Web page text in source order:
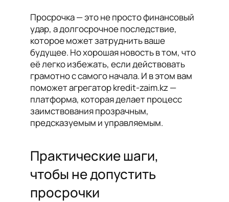
Просрочка — это не просто финансовый
удар, а долгосрочное последствие,
которое может затруднить ваше
будущее. Но хорошая новость в том, что
её легко избежать, если действовать
грамотно с самого начала. И в этом вам
поможет агрегатор kredit-zaim.kz —
платформа, которая делает процесс
заимствования прозрачным,
предсказуемым и управляемым.
Практические шаги,
чтобы не допустить
просрочки